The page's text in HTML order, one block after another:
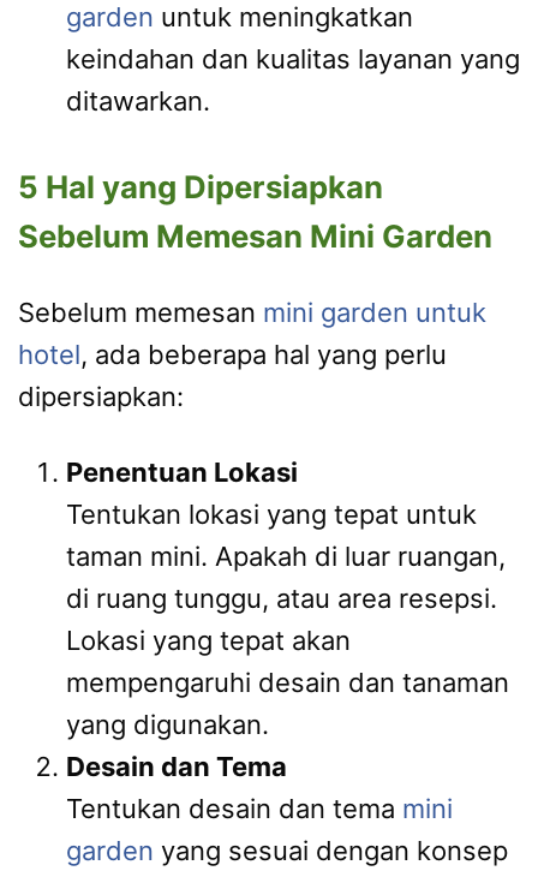
garden untuk meningkatkan
keindahan dan kualitas layanan yang
ditawarkan.
5 Hal yang Dipersiapkan
Sebelum Memesan Mini Garden
Sebelum memesan mini garden untuk
hotel, ada beberapa hal yang perlu
dipersiapkan:
Penentuan Lokasi
Tentukan lokasi yang tepat untuk
taman mini. Apakah di luar ruangan,
di ruang tunggu, atau area resepsi.
Lokasi yang tepat akan
mempengaruhi desain dan tanaman
yang digunakan.
Desain dan Tema
Tentukan desain dan tema mini
garden yang sesuai dengan konsep